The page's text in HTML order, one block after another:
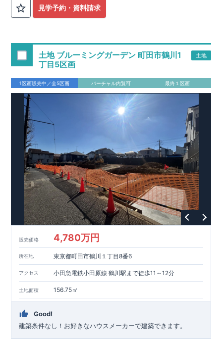
■オプションではありません！全棟標準搭載
ム・ガス衣類乾燥機・食洗器・宅配ボックス・玄関電子キー・
成材にヒノキを使用しております！
■長期優良住宅もっと詳しく
「いい家を作って、きちんと手
7つの厳しい技術基準をクリアした物件だけが認定を受けられる
長期優良住宅。
長期優良住宅として認定を受けるためには、国が定めた下記7つ
の技術基準をクリアする必要があります。東栄住宅は全棟でク
リア！①耐震性②劣化対策③維持管理性④住戸面積⑤省エネル
ギー性⑥居住環境⑦維持保全管理
そのほかの魅力として、住宅ローン金利優遇、固定資産税の減
税、中古市場での売却時にも有利です。
住宅性能評価ダブル
取得
「設計」と「建設」のダブルで性
能を評価されています！図面を第三者機関へ提出します。外部
評価委員が建設中に3回、竣工時に1回の現場検査が行われま
す。構造の安定、劣化の軽減、維持管理への配慮、温熱環境・
エネルギー消費量（断熱等性能）の必須4分野、空気環境で、最
高等級取得！ ■ 耐震等級3 もっと詳しく 東栄住宅の建物
は、国が定めた耐震最高等級3を取得。建築基準法に定められ
た、｢数百年に一度発生する地震に対して、倒壊、崩壊しない｣
という基準から、さらに1.5倍の耐震力を達成しています。
風等級2 災害時の損傷の受けにくさを評価されています。建築
1.2倍の暴風に対しても損傷を生じないことで耐風最高等級
取得しています。 ■自社一貫体制もっと詳しく 東栄住宅は土
地の仕入れ、設計、施工、販売、メンテナンスまで、すべての
プロセスに携わっています。 ■ アフターサポート
快適に暮らすことができる住宅の品質を長期にわたり
維持するには、定期的な点検を実施することが重要です。
60年間の保証制度がございます。もちろん、定期点検以外でも
当社こだわりの空間アイディアをショート動画で
ご紹介しています。ここをクリック
見学予約・資料請求
土地 ブルーミングガーデン 町田市鶴川1
丁目5区画
土地
1区画販売中／全5区画 バーチャル内覧可 最終１区画
販売価格 4,780万円
所在地 東京都町田市鶴川１丁目8番6
アクセス 小田急電鉄小田原線 鶴川駅まで徒歩11～12分
土地面積 156.75㎡
Good!
建築条件なし！​お好きなハウスメーカーで建築できます。